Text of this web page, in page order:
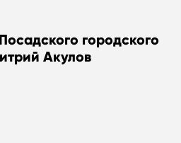
городского
Акулов